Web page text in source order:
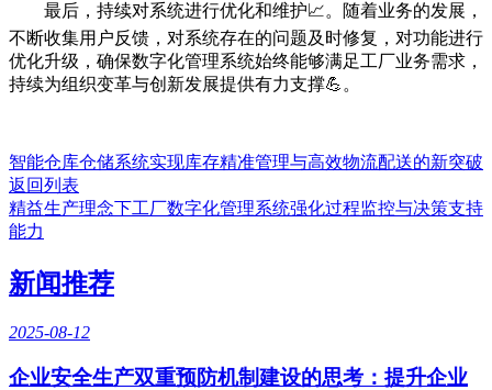
最后，持续对系统进行优化和维护📈。随着业务的发展，
不断收集用户反馈，对系统存在的问题及时修复，对功能进行
优化升级，确保数字化管理系统始终能够满足工厂业务需求，
持续为组织变革与创新发展提供有力支撑💪。
智能仓库仓储系统实现库存精准管理与高效物流配送的新突破
返回列表
精益生产理念下工厂数字化管理系统强化过程监控与决策支持
能力
新闻推荐
2025-08-12
企业安全生产双重预防机制建设的思考：提升企业